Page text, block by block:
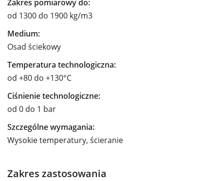
Zakres pomiarowy do:
od 1300 do 1900 kg/m3
Medium:
Osad ściekowy
Temperatura technologiczna:
od +80 do +130°C
Ciśnienie technologiczne:
od 0 do 1 bar
Szczególne wymagania:
Wysokie temperatury, ścieranie
Zakres zastosowania